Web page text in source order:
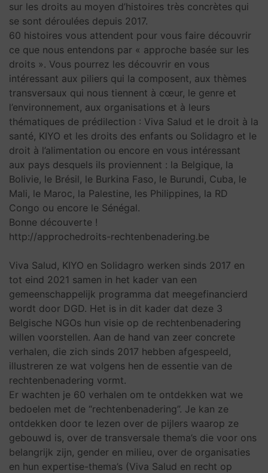
sur les droits au moyen d’histoires très concrètes qui
se sont déroulées depuis 2017.
60 histoires vous attendent pour vous faire découvrir
ce que nous entendons par « approche basée sur les
droits ». Vous pourrez les découvrir en vous
intéressant aux piliers qui la composent, aux thèmes
transversaux qui nous tiennent à cœur, le genre et
l’environnement, aux organisations et à leurs
thématiques de prédilection : Viva Salud et le droit à la
santé, KIYO et les droits des enfants ou Solidagro et le
droit à l’alimentation ou encore en vous intéressant
aux pays desquels ils proviennent : la Belgique, la
Bolivie, le Brésil, le Burkina Faso, le Burundi, Cuba, le
Mali, le Maroc, la Palestine, les Philippines, la RD
Congo ou encore le Sénégal.
Bonne découverte !
http://approchedroits-rechtenbenadering.be
Viva Salud, KIYO en Solidagro werken sinds 2017 en
tot eind 2021 samen in het kader van een
gemeenschappelijk programma dat meegefinancierd
wordt door DGD. Het is in dit kader dat deze 3
Belgische NGOs hun visie op de rechtenbenadering
willen voorstellen. Aan de hand van zeer concrete
verhalen, die zich sinds 2017 hebben afgespeeld,
illustreren ze wat volgens hen de essentie van de
rechtenbenadering vormt.
Er wachten je 60 verhalen om te ontdekken wat we
bedoelen met de “rechtenbenadering”. Je kan ze
ontdekken door te lezen over de pijlers waarop ze
gebouwd is, over de transversale thema’s die voor ons
belangrijk zijn, gender en milieu, over de organisaties
en hun expertise-thema’s (Viva Salud en recht op